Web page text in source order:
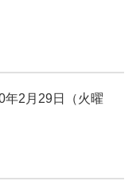
年2月29日（火曜